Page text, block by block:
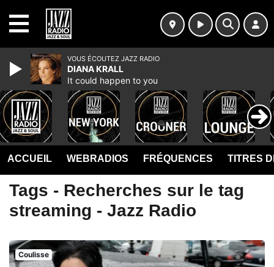
ACCUEIL WEBRADIOS FRÉQUENCES TITRES
Tags - Recherches sur le tag
streaming - Jazz Radio
Coulisse
VOUS ÉCOUTEZ JAZZ RADIO
DIANA KRALL
It could happen to you